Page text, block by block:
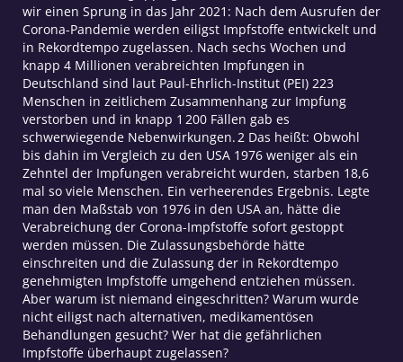
wir einen Sprung in das Jahr 2021: Nach dem Ausrufen der
Corona-Pandemie werden eiligst Impfstoffe entwickelt und
in Rekordtempo zugelassen. Nach sechs Wochen und
knapp 4 Millionen verabreichten Impfungen in
Deutschland sind laut Paul-Ehrlich-Institut (PEI) 223
Menschen in zeitlichem Zusammenhang zur Impfung
verstorben und in knapp 1 200 Fällen gab es
schwerwiegende Nebenwirkungen. 2 Das heißt: Obwohl
bis dahin im Vergleich zu den USA 1976 weniger als ein
Zehntel der Impfungen verabreicht wurden, starben 18,6
mal so viele Menschen. Ein verheerendes Ergebnis. Legte
man den Maßstab von 1976 in den USA an, hätte die
Verabreichung der Corona-Impfstoffe sofort gestoppt
werden müssen. Die Zulassungsbehörde hätte
einschreiten und die Zulassung der in Rekordtempo
genehmigten Impfstoffe umgehend entziehen müssen.
Aber warum ist niemand eingeschritten? Warum wurde
nicht eiligst nach alternativen, medikamentösen
Behandlungen gesucht? Wer hat die gefährlichen
Impfstoffe überhaupt zugelassen?